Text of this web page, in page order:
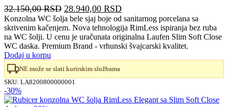
32.150,00RSD Originalna
cena
je
bila:
32.150,00 RSD.
28.940,00 RSDTrenutna
cena
je:
28.940,00 RSD.
Konzolna WC šolja bele sjaj boje od sanitarnog porcelana sa
skrivenim kačenjem. Nova tehnologija RimLess ispiranja bez ruba
na WC šolji. U cenu je uračunata originalna Laufen Slim Soft Close
WC daska. Premium Brand - vrhunski švajcarski kvalitet.
Dodaj u korpu
NE može se slati kurirskim službama
SKU: LA8200800000001
-30%